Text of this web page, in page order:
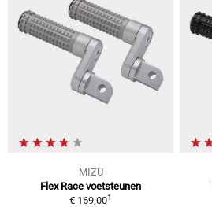
MIZU
Flex Race voetsteunen
€ 169,001